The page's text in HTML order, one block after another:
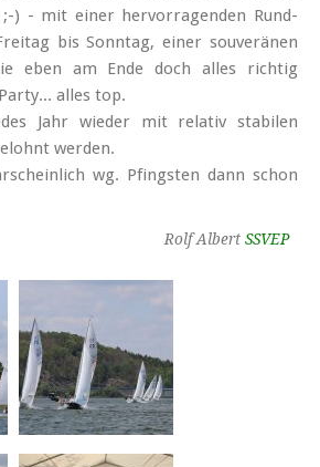
) - mit einer hervorragenden Rund­
bis Sonntag, einer souveränen
eben am Ende doch alles richtig
alles top.
Jahr wieder mit relativ stabilen
werden.
wg. Pfingsten dann schon
Rolf Albert SSVEP